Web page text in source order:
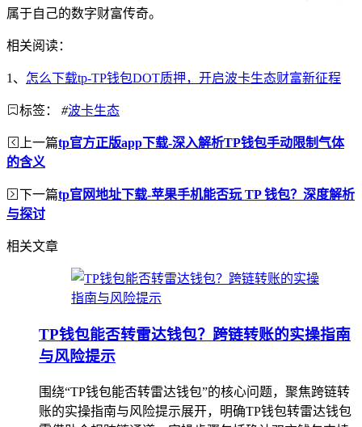
属于自己的数字财富传奇。
相关阅读：
1、 怎么下载tp-TP钱包DOT质押，开启波卡生态财富新征程
标签： #波卡生态
上一篇tp官方正版app下载-深入解析TP钱包手动限制气体
的含义
下一篇tp官网地址下载-苹果手机能否玩 TP 钱包？深度解析
与探讨
相关文章
TP钱包能否转雷达钱包？跨链转账的实操指南
与风险提示
围绕“TP钱包能否转雷达钱包”的核心问题，聚焦跨链转
账的实操指南与风险提示展开，明确TP钱包转雷达钱包